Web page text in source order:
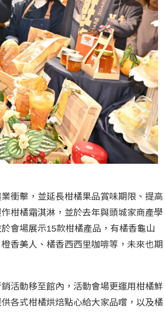
衝擊，並延長柑橘果品賞味期限、提高
柑橘霜淇淋，並於去年與頭城家商產學
會場展示15款柑橘產品，有橘香龜山
香美人、橘香西西里咖啡等，未來也期
活動移至館內，活動會場更運用柑橘鮮
各式柑橘烘焙點心給大家品嚐，以及橘